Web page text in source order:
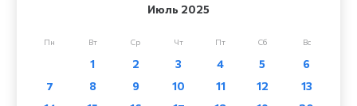
Июль 2025
Пн Вт Ср Чт Пт Сб Вс
1 2 3 4 5
6
7
8 9 10 11 12
13